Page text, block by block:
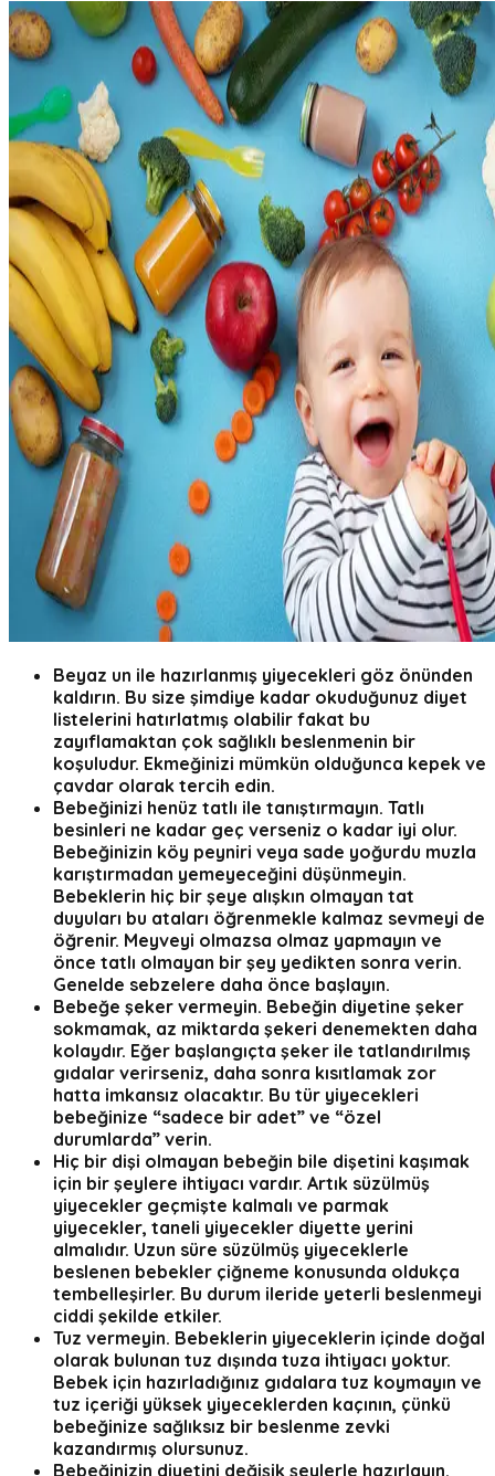
Beyaz un ile hazırlanmış yiyecekleri göz önünden
kaldırın. Bu size şimdiye kadar okuduğunuz diyet
listelerini hatırlatmış olabilir fakat bu
zayıflamaktan çok sağlıklı beslenmenin bir
koşuludur. Ekmeğinizi mümkün olduğunca kepek ve
çavdar olarak tercih edin.
Bebeğinizi henüz tatlı ile tanıştırmayın. Tatlı
besinleri ne kadar geç verseniz o kadar iyi olur.
Bebeğinizin köy peyniri veya sade yoğurdu muzla
karıştırmadan yemeyeceğini düşünmeyin.
Bebeklerin hiç bir şeye alışkın olmayan tat
duyuları bu ataları öğrenmekle kalmaz sevmeyi de
öğrenir. Meyveyi olmazsa olmaz yapmayın ve
önce tatlı olmayan bir şey yedikten sonra verin.
Genelde sebzelere daha önce başlayın.
Bebeğe şeker vermeyin. Bebeğin diyetine şeker
sokmamak, az miktarda şekeri denemekten daha
kolaydır. Eğer başlangıçta şeker ile tatlandırılmış
gıdalar verirseniz, daha sonra kısıtlamak zor
hatta imkansız olacaktır. Bu tür yiyecekleri
bebeğinize “sadece bir adet” ve “özel
durumlarda” verin.
Hiç bir dişi olmayan bebeğin bile dişetini kaşımak
için bir şeylere ihtiyacı vardır. Artık süzülmüş
yiyecekler geçmişte kalmalı ve parmak
yiyecekler, taneli yiyecekler diyette yerini
almalıdır. Uzun süre süzülmüş yiyeceklerle
beslenen bebekler çiğneme konusunda oldukça
tembelleşirler. Bu durum ileride yeterli beslenmeyi
ciddi şekilde etkiler.
Tuz vermeyin. Bebeklerin yiyeceklerin içinde doğal
olarak bulunan tuz dışında tuza ihtiyacı yoktur.
Bebek için hazırladığınız gıdalara tuz koymayın ve
tuz içeriği yüksek yiyeceklerden kaçının, çünkü
bebeğinize sağlıksız bir beslenme zevki
kazandırmış olursunuz.
Bebeğinizin diyetini değişik şeylerle hazırlayın.